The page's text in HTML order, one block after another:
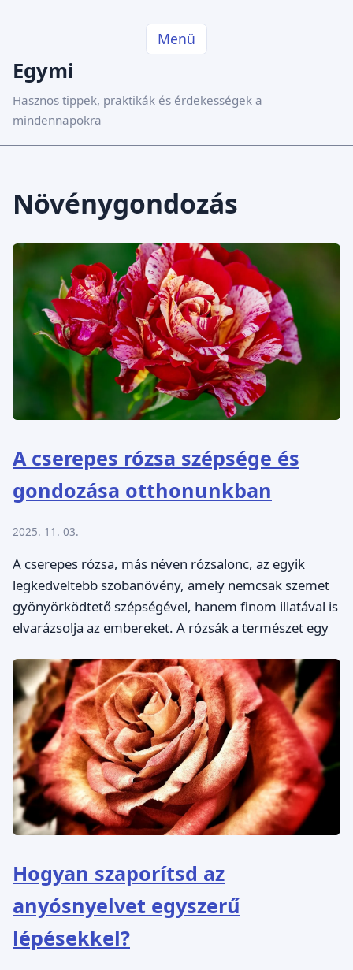
Menü
Egymi
Hasznos tippek, praktikák és érdekességek a
mindennapokra
Növénygondozás
A cserepes rózsa szépsége és
gondozása otthonunkban
2025. 11. 03.
A cserepes rózsa, más néven rózsalonc, az egyik
legkedveltebb szobanövény, amely nemcsak szemet
gyönyörködtető szépségével, hanem finom illatával is
elvarázsolja az embereket. A rózsák a természet egy
Hogyan szaporítsd az
anyósnyelvet egyszerű
lépésekkel?